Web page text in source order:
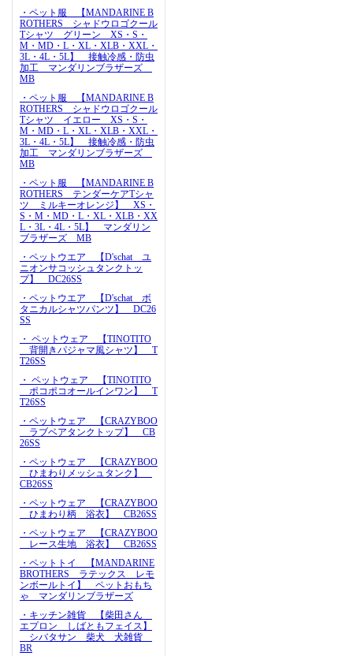
・ペット服 【MANDARINE B
ROTHERS シャドウロゴクール
Tシャツ グリーン XS・S・
M・MD・L・XL・XLB・XXL・
3L・4L・5L】 接触冷感・防虫
加工 マンダリンブラザーズ
MB
・ペット服 【MANDARINE B
ROTHERS シャドウロゴクール
Tシャツ イエロー XS・S・
M・MD・L・XL・XLB・XXL・
3L・4L・5L】 接触冷感・防虫
加工 マンダリンブラザーズ
MB
・ペット服 【MANDARINE B
ROTHERS テンダーケアTシャ
ツ ミルキーオレンジ】 XS・
S・M・MD・L・XL・XLB・XX
L・3L・4L・5L】 マンダリン
ブラザーズ MB
・ペットウエア 【D'schat ユ
ニオンサコッシュタンクトッ
プ】 DC26SS
・ペットウエア 【D'schat ボ
タニカルシャツパンツ】 DC26
SS
・ ペットウェア 【TINOTITO
背開きパジャマ風シャツ】 T
T26SS
・ ペットウェア 【TINOTITO
ポコポコオールインワン】 T
T26SS
・ペットウェア 【CRAZYBOO
ラブベアタンクトップ】 CB
26SS
・ペットウェア 【CRAZYBOO
ひまわりメッシュタンク】
CB26SS
・ペットウェア 【CRAZYBOO
ひまわり柄 浴衣】 CB26SS
・ペットウェア 【CRAZYBOO
レース生地 浴衣】 CB26SS
・ペットトイ 【MANDARINE
BROTHERS ラテックス レモ
ンボールトイ】 ペットおもち
ゃ マンダリンブラザーズ
・キッチン雑貨 【柴田さん
エプロン しばともフェイス】
シバタサン 柴犬 犬雑貨
BR